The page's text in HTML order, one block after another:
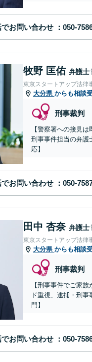
でお問い合わせ
牧野 匡佑 弁護士
東京スタートアップ法律
大分県 からも相談
刑事裁判
【警察署への接見
刑事事件担当の弁護
応】
でお問い合わせ
田中 杏奈 弁護士
東京スタートアップ法律
大分県 からも相談
刑事裁判
【刑事事件でご家
ド重視、逮捕・刑
門】
でお問い合わせ